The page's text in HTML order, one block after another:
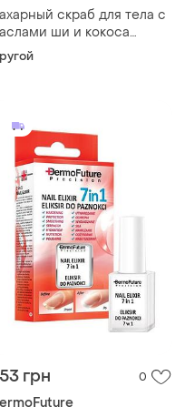
скраб для тела с
ши и кокоса
200 мл
грн 0